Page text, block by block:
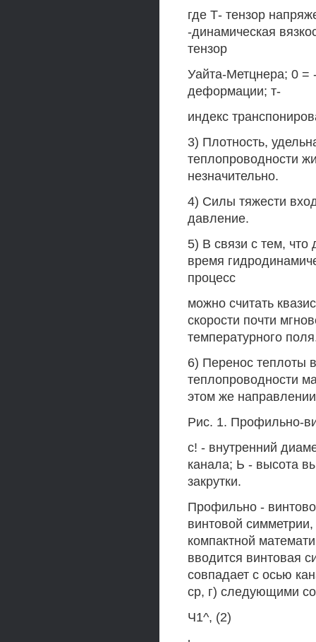
где Т- тензор
-динамическая
тензор
Уайта-Метцнера; 0 =
деформации; т-
индекс
3) Плотность,
теплопроводности
незначительно.
4) Силы тяжести
давление.
5) В связи с тем,
время
процесс
можно считать
скорости почти
температурного
6) Перенос теплоты
теплопроводности
этом же
Рис. 1. Профильно-
с! - внутренний
канала; Ь - высота
закрутки.
Профильно -
винтовой
компактной
вводится винтовая
совпадает с осью
ср, г) следующими
Ч1^, (2)